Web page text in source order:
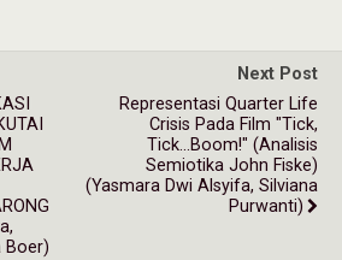
Boer)
Next Post
Representasi Quarter Life
Crisis Pada Film "Tick,
Tick...Boom!" (Analisis
Semiotika John Fiske)
(Yasmara Dwi Alsyifa, Silviana
Purwanti)